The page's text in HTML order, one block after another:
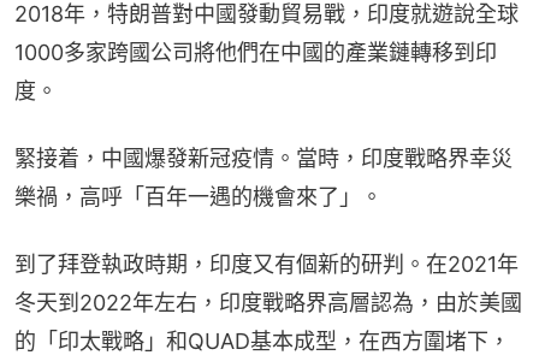
2018年，特朗普對中國發動貿易戰，印度就遊說全球
1000多家跨國公司將他們在中國的產業鏈轉移到印
度。
緊接着，中國爆發新冠疫情。當時，印度戰略界幸災
樂禍，高呼「百年一遇的機會來了」。
到了拜登執政時期，印度又有個新的研判。在2021年
冬天到2022年左右，印度戰略界高層認為，由於美國
的「印太戰略」和QUAD基本成型，在西方圍堵下，